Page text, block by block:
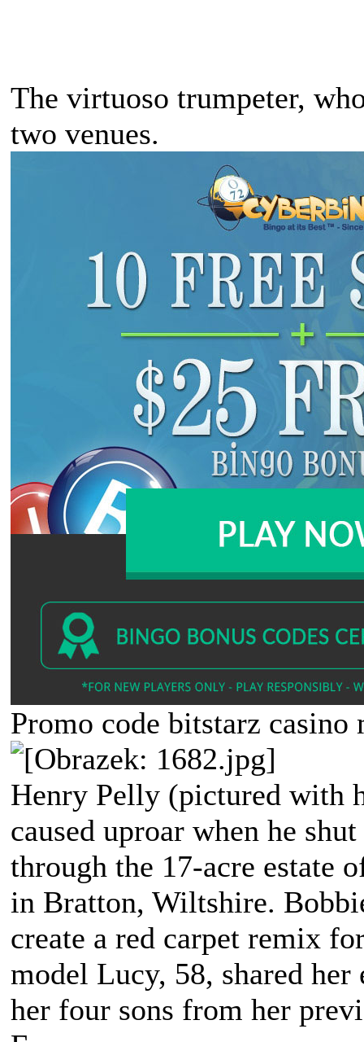
The virtuoso trumpeter,
two venues.
Promo code bitstarz casino
Henry Pelly (pictured with
caused uproar when he
through the 17-acre estate
in Bratton, Wiltshire.
create a red carpet remix
model Lucy, 58, shared
her four sons from her